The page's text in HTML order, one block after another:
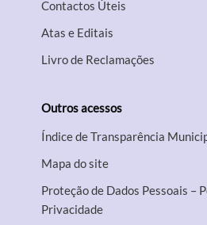
Contactos Úteis
Atas e Editais
Livro de Reclamações
Outros acessos
Índice de Transparência
Mapa do site
Proteção de Dados Pessoais –
Privacidade